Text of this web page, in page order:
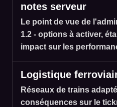
notes serveur
Le point de vue de
1.2 - options à activer,
impact sur les
Logistique
Réseaux de trains
conséquences sur le